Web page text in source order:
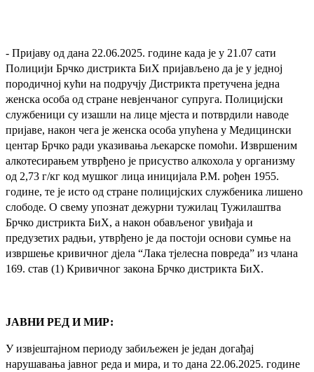
- Пријаву од дана 22.06.2025. године када је у 21.07 сати
Полицији Брчко дистрикта БиХ пријављено да је у једној
породичној кући на подручју Дистрикта претучена једна
женска особа од стране невјенчаног супруга. Полицијски
службеници су изашли на лице мјеста и потврдили наводе
пријаве, након чега је женска особа упућена у Медицински
центар Брчко ради указивања љекарске помоћи. Извршеним
алкотесирањем утврђено је присуство алкохола у организму
од 2,73 г/кг код мушког лица иницијала Р.М. рођен 1955.
године, те је исто од стране полицијских службеника лишено
слободе. О свему упознат дежурни тужилац Тужилаштва
Брчко дистрикта БиХ, а након обављеног увиђаја и
предузетих радњи, утврђено је да постоји основи сумње на
извршење кривичног дјела “Лака тјелесна повреда” из члана
169. став (1) Кривичног закона Брчко дистрикта БиХ.
ЈАВНИ РЕД И МИР:
У извјештајном периоду забиљежен је један догађај
нарушавања јавног реда и мира, и то дана 22.06.2025. године